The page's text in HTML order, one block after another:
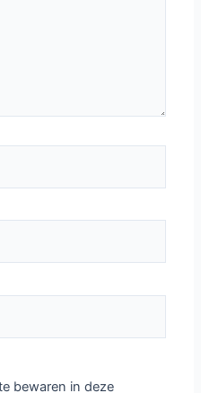
bewaren in deze